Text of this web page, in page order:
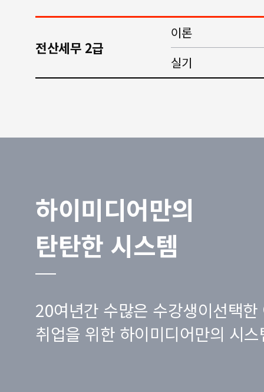
전산세무 2급
이론
실기
하이미디어만의
탄탄한 시스템
20여년간 수많은 수강생이선택한
취업을 위한 하이미디어만의 시